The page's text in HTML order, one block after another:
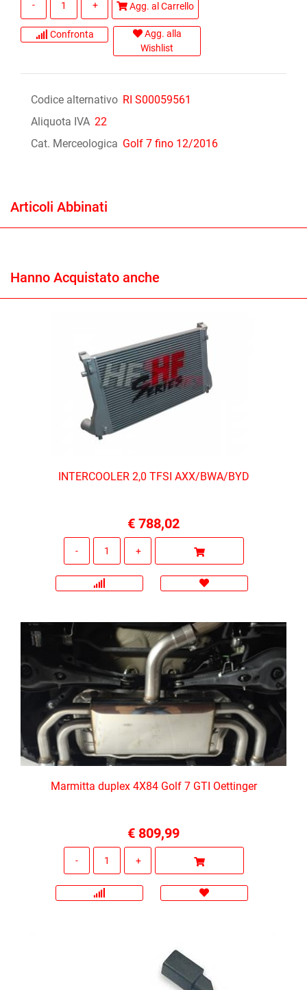
Agg. al Carrello
Confronta
Agg. alla
Wishlist
Codice alternativo RI S00059561
Aliquota IVA 22
Cat. Merceologica Golf 7 fino 12/2016
Articoli Abbinati
Hanno Acquistato anche
INTERCOOLER 2,0 TFSI AXX/BWA/BYD
€ 788,02
Marmitta duplex 4X84 Golf 7 GTI Oettinger
€ 809,99